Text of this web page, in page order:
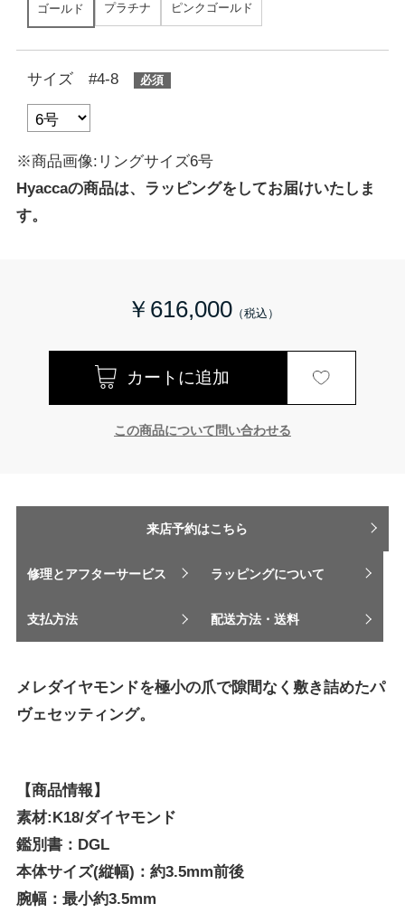
ゴールド プラチナ ピンクゴールド
サイズ #4-8
※商品画像:リングサイズ6号
Hyaccaの商品は、ラッピングをしてお届けいたしま
す。
￥616,000
この商品について問い合わせる
来店予約はこちら
修理とアフターサービス ラッピングについて
支払方法 配送方法・送料
メレダイヤモンドを極小の爪で隙間なく敷き詰めたパ
ヴェセッティング。
【商品情報】
素材:K18/ダイヤモンド
鑑別書：DGL
本体サイズ(縦幅)：約3.5mm前後
腕幅：最小約3.5mm